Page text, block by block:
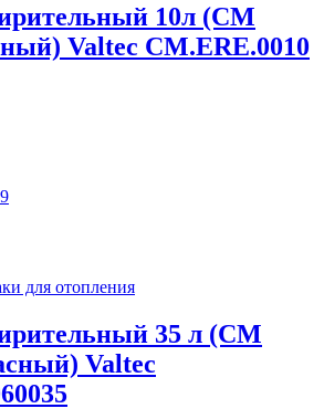
10л (СМ
Valtec CM.ERE.0010
для отопления
35 л (СМ
Valtec